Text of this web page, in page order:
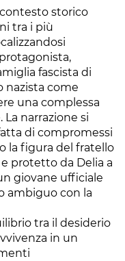
storico
tra i più
fascista di
nazista come
una complessa
narrazione si
di compromessi
la figura del fratello
protetto da Delia a
giovane ufficiale
ambiguo con la
tra il desiderio
in un